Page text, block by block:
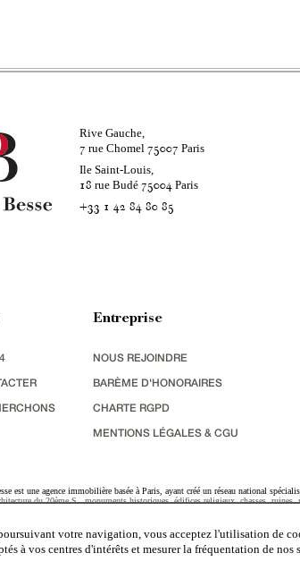
Rive Gauche,
7 rue Chomel 75007 Paris
Ile Saint-Louis,
18 rue Budé 75004 Paris
+33 1 42 84 80 85
Entreprise
NOUS REJOINDRE
BARÈME D'HONORAIRES
CHARTE RGPD
MENTIONS LÉGALES & CGU
est une agence immobilière basée à Paris, ayant créé un réseau national
du 20ème S.,monuments historiques,édifices religieux,chasses,ruines,
votre navigation, vous acceptez l'utilisation de
à vos centres d'intérêts et mesurer la fréquentation de nos